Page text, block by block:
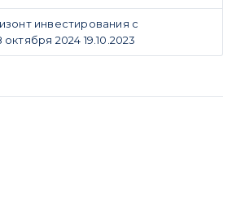
инвестирования с
2024 19.10.2023